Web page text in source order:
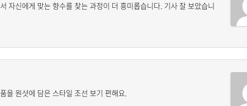
자신에게 맞는 향수를 찾는 과정이 더 흥미롭습니다. 기사 잘 보았습니
을 원샷에 담은 스타일 조선 보기 편해요.